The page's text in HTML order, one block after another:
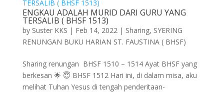
ENGKAU ADALAH MURID DARI GURU YANG
TERSALIB ( BHSF 1513)
by Suster KKS | Feb 14, 2022| Sharing, SYERING
RENUNGAN BUKU HARIAN ST. FAUSTINA ( BHSF)
Sharing renungan BHSF 1510 – 1514 Ayat BHSF yang
berkesan 🌟 😇 BHSF 1512 Hari ini, di dalam misa, aku
melihat Tuhan Yesus di tengah penderitaan-